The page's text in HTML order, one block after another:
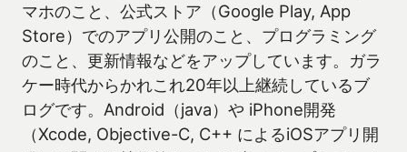
マホのこと、公式ストア（Google Play, App
Store）でのアプリ公開のこと、プログラミング
のこと、更新情報などをアップしています。ガラ
ケー時代からかれこれ20年以上継続しているブ
ログです。Android（java）や iPhone開発
（Xcode, Objective-C, C++ によるiOSアプリ開